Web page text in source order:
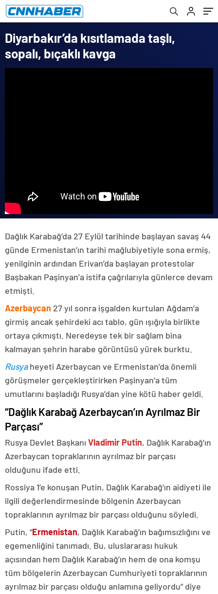
Diyarbakır’da kısıtlamada taşlı,
sopalı, bıçaklı kavga
Dağlık Karabağ’da 27 Eylül tarihinde başlayan savaş 44
günde Ermenistan’ın tarihi mağlubiyetiyle sona ermiş,
yenilginin ardından Erivan’da başlayan protestolar
Başbakan Paşinyan’a istifa çağrılarıyla günlerce devam
etmişti.
Azerbaycan 27 yıl sonra işgalden kurtulan Ağdam’a
girmiş ancak şehirdeki acı tablo, gün ışığıyla birlikte
ortaya çıkmıştı. Neredeyse tek bir sağlam bina
kalmayan şehrin harabe görüntüsü yürek burktu.
Rusyaheyeti Azerbaycan ve Ermenistan’da önemli
görüşmeler gerçekleştirirken Paşinyan’a tüm
umutlarını başladığı Rusya’dan yine kötü haber geldi.
“Dağlık Karabağ Azerbaycan’ın Ayrılmaz Bir
Parçası”
Rusya Devlet Başkanı Vladimir Putin, Dağlık Karabağ’ın
Azerbaycan topraklarının ayrılmaz bir parçası
olduğunu ifade etti.
Rossiya 1’e konuşan Putin, Dağlık Karabağ’ın aidiyeti ile
ilgili değerlendirmesinde bölgenin Azerbaycan
topraklarının ayrılmaz bir parçası olduğunu söyledi.
Putin, “Ermenistan, Dağlık Karabağ’ın bağımsızlığını ve
egemenliğini tanımadı. Bu, uluslararası hukuk
açısından hem Dağlık Karabağ’ın hem de ona komşu
tüm bölgelerin Azerbaycan Cumhuriyeti topraklarının
ayrılmaz bir parçası olduğu anlamına geliyordu” diye